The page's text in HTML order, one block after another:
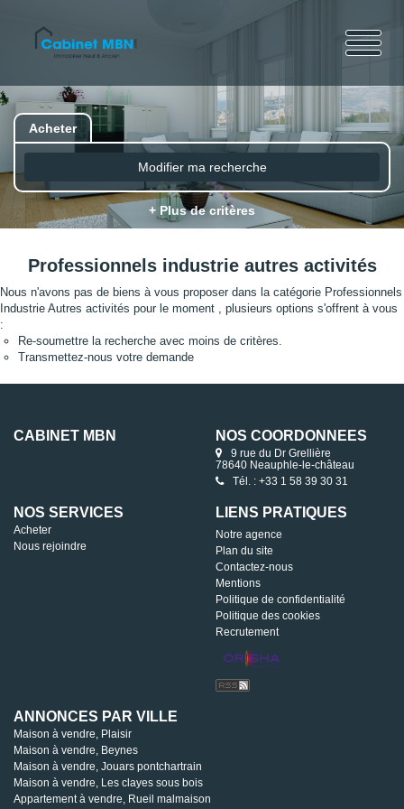
Acheter
Modifier ma recherche
+ Plus de critères
Professionnels industrie autres activités
Nous n'avons pas de biens à vous proposer dans la catégorie Professionnels
Industrie Autres activités pour le moment , plusieurs options s'offrent à vous
:
Re-soumettre la recherche avec moins de critères.
Transmettez-nous votre demande
CABINET MBN NOS COORDONNÉES
9 rue du Dr Grellière
78640 Neauphle-le-château
Tél. : +33 1 58 39 30 31
NOS SERVICES
Acheter
Nous rejoindre
LIENS PRATIQUES
Notre agence
Plan du site
Contactez-nous
Mentions
Politique de confidentialité
Politique des cookies
Recrutement
ANNONCES PAR VILLE
Maison à vendre, Plaisir
Maison à vendre, Beynes
Maison à vendre, Jouars pontchartrain
Maison à vendre, Les clayes sous bois
Appartement à vendre, Rueil malmaison